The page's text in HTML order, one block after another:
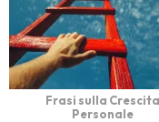
Frasi sulla Crescita
Personale